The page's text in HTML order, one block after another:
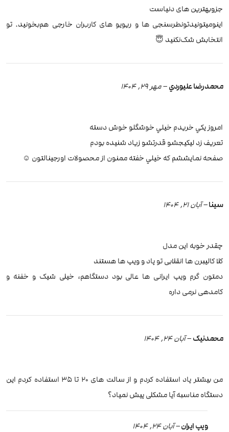
جزو‌بهترین های دنیاست
اینو‌میتونید‌‌تو‌نطرسنجی ها و ریویو های کاربران خارجی هم‌بخونید. تو
انتخابش شک‌نکنید 😇
محمد رضا عليوردي– مهر 29, 1404
امروز يكي خريدم خيلي خوشگلو خوش دسته
تعريف زد ليكيجشو قدرتشو زياد شنيده بودم
صفحه نمايششم كه خيلي خفته ممنون از محصولات اورجينالتون ☺️
سینا–آبان 21, 1404
چقدر خوبه این مدل
کلا کالیبرن ها انقلابی تو پاد و ویپ ها هستند
دمتون گرم ویپ ایرانی ها عالی بود دستگاهم، خیلی شیک و خفنه و
کامدهی نرمی داره
محمدنیک–آبان 24, 1404
من بیشتر پاد استفاده کردم و از سالت های ۲۰ تا ۳۵ استفاده کردم این
دستگاه مناسبه آیا مشکلی پیش نمیاد؟
ویپ ایران–آبان 24, 1404